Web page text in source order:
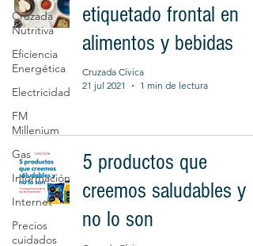
Cruzada
Nutritiva
Eficiencia
Energética
Electricidad
FM
Millenium
Gas
Información
Internet
Precios
cuidados
etiquetado frontal en
alimentos y bebidas
Cruzada Cívica
21 jul 2021
1 min de lectura
5 productos que
creemos saludables y
no lo son